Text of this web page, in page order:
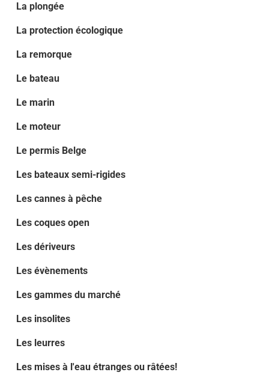
La plongée
La protection écologique
La remorque
Le bateau
Le marin
Le moteur
Le permis Belge
Les bateaux semi-rigides
Les cannes à pêche
Les coques open
Les dériveurs
Les évènements
Les gammes du marché
Les insolites
Les leurres
Les mises à l'eau étranges ou râtées!